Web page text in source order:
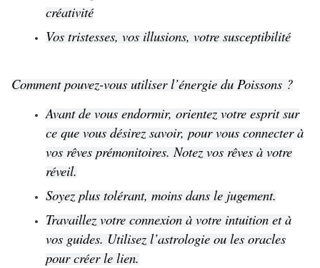
créativité
Vos tristesses, vos illusions, votre susceptibilité
Comment pouvez-vous utiliser l’énergie du Poissons ?
Avant de vous endormir, orientez votre esprit sur
ce que vous désirez savoir, pour vous connecter à
vos rêves prémonitoires. Notez vos rêves à votre
réveil.
Soyez plus tolérant, moins dans le jugement.
Travaillez votre connexion à votre intuition et à
vos guides. Utilisez l’astrologie ou les oracles
pour créer le lien.